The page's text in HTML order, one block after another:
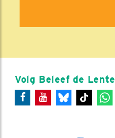
Volg Beleef de Lente